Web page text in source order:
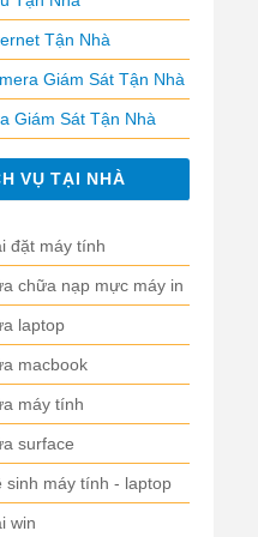
Tận Nhà
Giám Sát Tận Nhà
Giám Sát Tận Nhà
VỤ TẠI NHÀ
đặt máy tính
chữa nạp mực máy in
laptop
macbook
máy tính
surface
sinh máy tính - laptop
win